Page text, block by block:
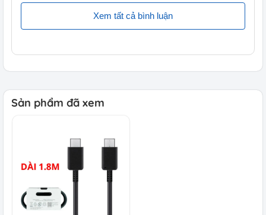
Xem tất cả bình luận
Sản phẩm đã xem